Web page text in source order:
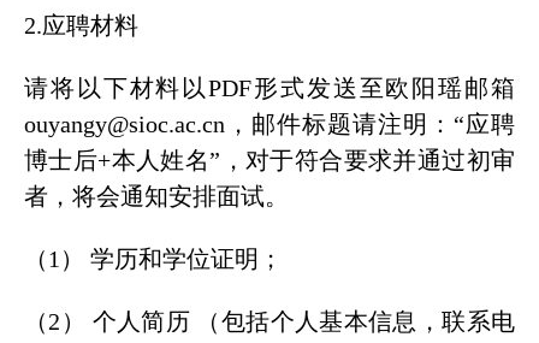
2.应聘材料
请将以下材料以PDF形式发送至欧阳瑶邮箱
ouyangy@sioc.ac.cn，邮件标题请注明：“应聘
博士后+本人姓名”，对于符合要求并通过初审
者，将会通知安排面试。
（1） 学历和学位证明；
（2） 个人简历 （包括个人基本信息，联系电